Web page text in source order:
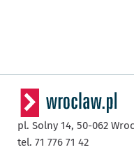
pl. Solny 14, 50-062
tel. 71 776 71 42